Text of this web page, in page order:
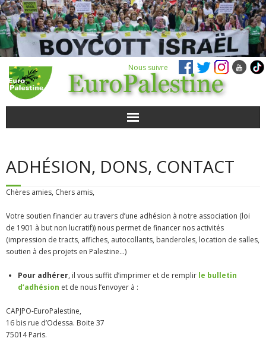
Nous suivre
POUR AGIR
VIDÉOS
ADHÉSIONS, DONS, CONTACT
ADHÉSION, DONS, CONTACT
Chères amies, Chers amis,
Votre soutien financier au travers d’une adhésion à notre association (loi
de 1901 à but non lucratif)) nous permet de financer nos activités
(impression de tracts, affiches, autocollants, banderoles, location de salles,
soutien à des projets en Palestine…)
Pour adhérer, il vous suffit d’imprimer et de remplir le bulletin
d’adhésion et de nous l’envoyer à :
CAPJPO-EuroPalestine,
16 bis rue d’Odessa. Boite 37
75014 Paris.